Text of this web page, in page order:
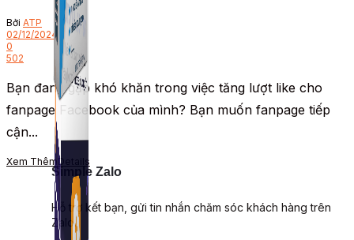
Simple Zalo
Hỗ trợ kết bạn, gửi tin nhắn chăm sóc khách hàng trên
Zalo.
Bởi ATP
02/12/2024
0
502
Bạn đang gặp khó khăn trong việc tăng lượt like cho
fanpage Facebook của mình? Bạn muốn fanpage tiếp
cận...
Xem ThêmDetails